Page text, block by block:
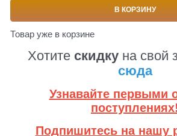
В КОРЗИНУ
Товар уже в корзине
Хотите скидку на свой
сюда
Узнавайте первыми
поступлениях!
Подпишитесь на нашу